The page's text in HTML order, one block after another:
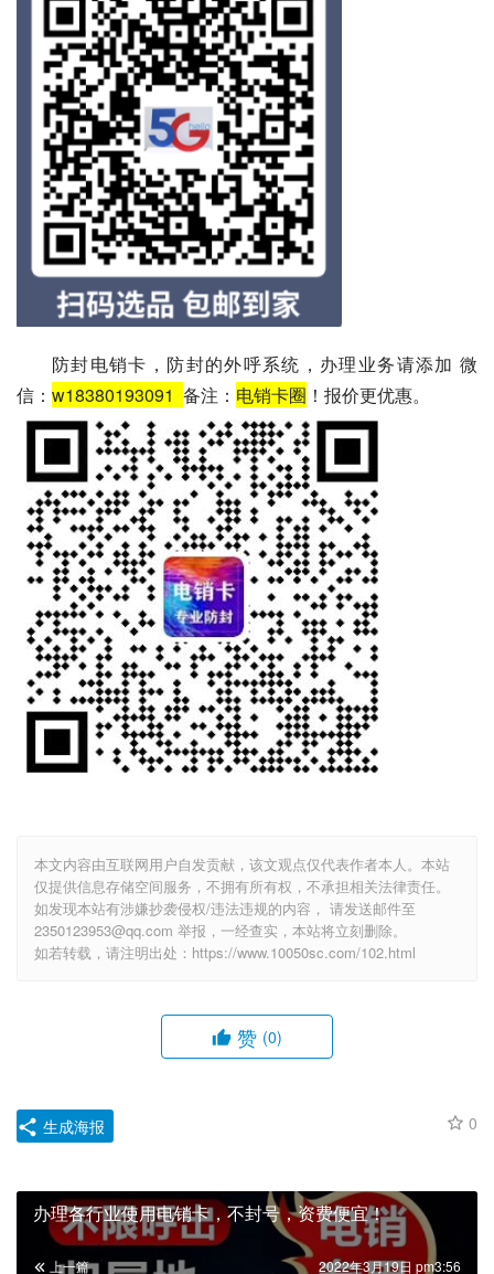
防封电销卡，防封的外呼系统，办理业务请添加 微
信： w18380193091 备注： 电销卡圈 ！报价更优惠。
本文内容由互联网用户自发贡献，该文观点仅代表作者本人。本站
仅提供信息存储空间服务，不拥有所有权，不承担相关法律责任。
如发现本站有涉嫌抄袭侵权/违法违规的内容， 请发送邮件至
2350123953@qq.com 举报，一经查实，本站将立刻删除。
如若转载，请注明出处：https://www.10050sc.com/102.html
赞 (0)
0
生成海报
办理各行业使用电销卡，不封号，资费便宜！
上一篇 2022年3月19日 pm3:56